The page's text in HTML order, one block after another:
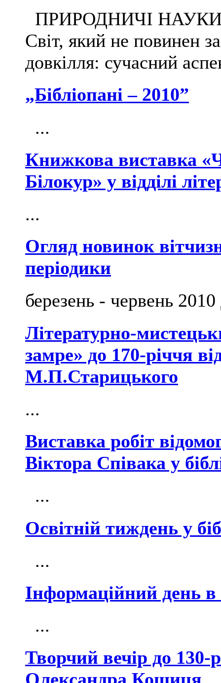
ПРИРОДНИЧІ НАУКИ
Світ, який не повинен
довкілля: сучасний
„Бібліопані – 2010”
...
Книжкова виставка
Білокур» у відділі
...
Огляд новинок
періодики
березень - червень
Літературно-
замре» до 170-річчя
М.П.Старицького
...
Виставка робіт
Віктора Співака у
...
Освітній тиждень у
...
Інформаційний день в
...
Творчий вечір до 130-